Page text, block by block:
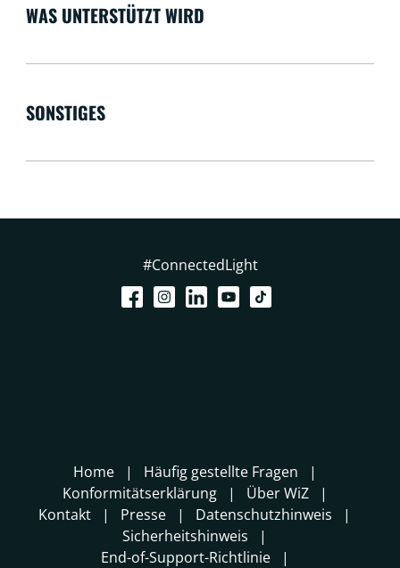
WAS UNTERSTÜTZT WIRD
SONSTIGES
#ConnectedLight
Home
Häufig gestellte Fragen
Konformitätserklärung
Über WiZ
Kontakt
Presse
Datenschutzhinweis
Sicherheitshinweis
End-of-Support-Richtlinie